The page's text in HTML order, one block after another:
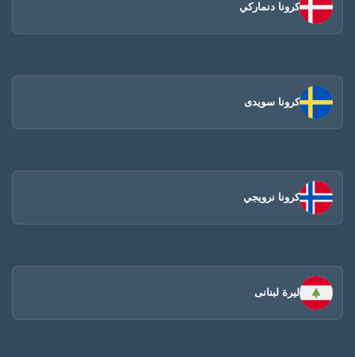
كرونا دنماركي
كرونا سويدى
كرونا نرويجي
ليرة لبنانى